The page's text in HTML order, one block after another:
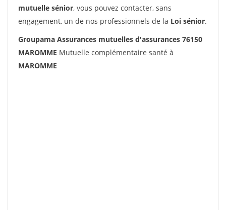
mutuelle sénior, vous pouvez contacter, sans
engagement, un de nos professionnels de la Loi sénior.
Groupama Assurances mutuelles d'assurances 76150
MAROMME Mutuelle complémentaire santé à
MAROMME